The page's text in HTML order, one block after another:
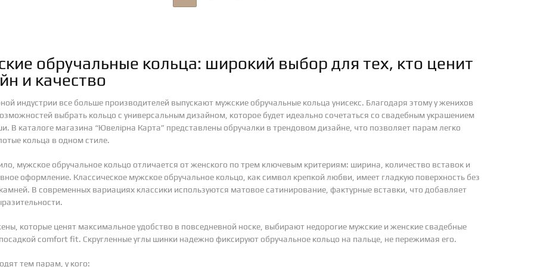
обручальные кольца: широкий выбор для тех, кто ценит
и качество
индустрии все больше производителей выпускают мужские обручальные кольца унисекс. Благодаря этому у женихов
выбрать кольцо с универсальным дизайном, которое будет идеально сочетаться со свадебным украшением
В каталоге магазина “Ювелірна Карта” представлены обручалки в трендовом дизайне, что позволяет парам легко
кольца в одном стиле.
мужское обручальное кольцо отличается от женского по трем ключевым критериям: ширина, количество вставок и
оформление. Классическое мужское обручальное кольцо, как символ крепкой любви, имеет гладкую поверхность без
В современных вариациях классики используются матовое сатинирование, фактурные вставки, что добавляет
которые ценят максимальное удобство в повседневной носке, выбирают недорогие мужские и женские свадебные
comfort fit. Скругленные углы шинки надежно фиксируют обручальное кольцо на пальце, не пережимая его.
тем парам, у кого: